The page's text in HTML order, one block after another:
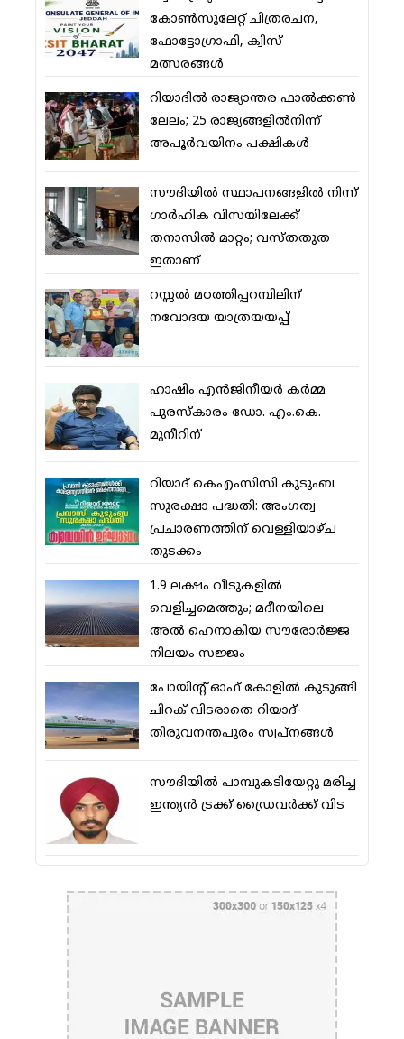
കോണ്‍സുലേറ്റ് ചിത്രരചന,
ഫോട്ടോഗ്രാഫി, ക്വിസ്
മത്സരങ്ങള്‍
റിയാദില്‍ രാജ്യാന്തര ഫാല്‍ക്കണ്‍
ലേലം; 25 രാജ്യങ്ങളില്‍നിന്ന്
അപൂര്‍വയിനം പക്ഷികള്‍
സൗദിയില്‍ സ്ഥാപനങ്ങളില്‍ നിന്ന്
ഗാര്‍ഹിക വിസയിലേക്ക്
തനാസില്‍ മാറ്റം; വസ്തതുത
ഇതാണ്
റസ്സല്‍ മഠത്തിപ്പറമ്പിലിന്
നവോദയ യാത്രയയപ്പ്
ഹാഷിം എന്‍ജിനീയര്‍ കര്‍മ്മ
പുരസ്‌കാരം ഡോ. എം.കെ.
മുനീറിന്
റിയാദ് കെഎംസിസി കുടുംബ
സുരക്ഷാ പദ്ധതി: അംഗത്വ
പ്രചാരണത്തിന് വെള്ളിയാഴ്ച
തുടക്കം
1.9 ലക്ഷം വീടുകളില്‍
വെളിച്ചമെത്തും; മദീനയിലെ
അല്‍ ഹെനാകിയ സൗരോര്‍ജ്ജ
നിലയം സജ്ജം
പോയിന്റ് ഓഫ് കോളില്‍ കുടുങ്ങി
ചിറക് വിടരാതെ റിയാദ്-
തിരുവനന്തപുരം സ്വപ്നങ്ങള്‍
സൗദിയിൽ പാമ്പുകടിയേറ്റു മരിച്ച
ഇന്ത്യൻ ട്രക്ക് ഡ്രൈവർക്ക് വിട